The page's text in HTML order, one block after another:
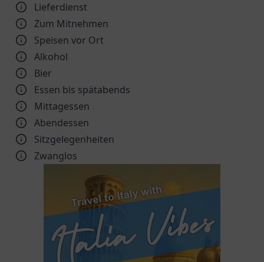
Lieferdienst
Zum Mitnehmen
Speisen vor Ort
Alkohol
Bier
Essen bis spätabends
Mittagessen
Abendessen
Sitzgelegenheiten
Zwanglos